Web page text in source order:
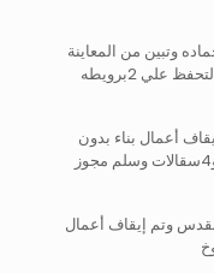
وتبين من المعاينة
وجود تكسير وهدم جدران تم إيقاف أعمال والتحفظ علي 2برويطه
تم إيقاف أعمال بناء بدون
ترخيص وتم التحفظ علي صاروخ و2لوح بنط و4سقالات وسلم مجوز
وتم إيقاف أعمال